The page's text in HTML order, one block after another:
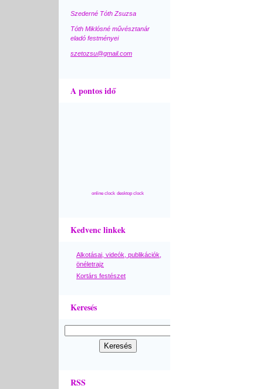
Szederné Tóth Zsuzsa
Tóth Miklósné művésztanár
eladó festményei
szetozsu@gmail.com
A pontos idő
online clock desktop clock
Kedvenc linkek
Alkotásai, videók, publikációk,
önéletrajz
Kortárs festészet
Keresés
RSS